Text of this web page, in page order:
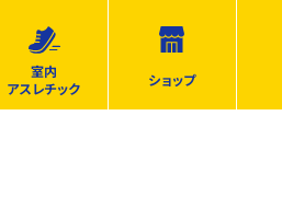
室内
アスレチック
ショップ